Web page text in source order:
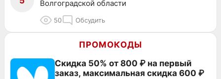
Волгоградской области
50 Обсудить
ПРОМОКОДЫ
Скидка 50% от 800 ₽ на первый
заказ, максимальная скидка 600 ₽